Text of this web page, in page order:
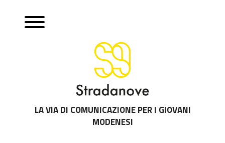
LA VIA DI COMUNICAZIONE PER I GIOVANI
MODENESI